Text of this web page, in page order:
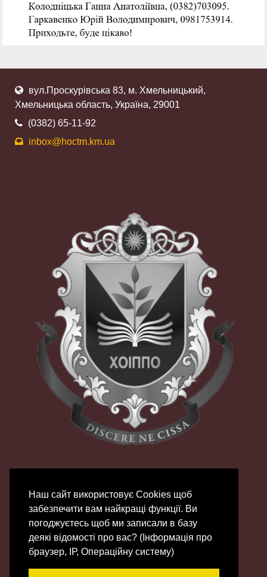
Наш сайт використовує Сookies щоб
забезпечити вам найкращі функції. Ви
погоджуєтесь щоб ми записали в базу
деякі відомості про вас? (Інформація про
браузер, ІР, Операційну систему)
вул.Проскурівська 83, м. Хмельницький,
Хмельницька область, Україна, 29001
(0382) 65-11-92
inbox@hoctm.km.ua
© 2007 - 2026 | ХОЦНТТУМ